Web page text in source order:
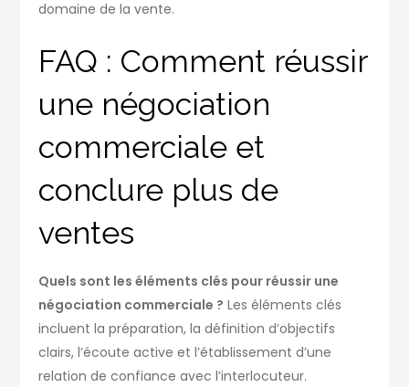
domaine de la vente.
FAQ : Comment réussir
une négociation
commerciale et
conclure plus de
ventes
Quels sont les éléments clés pour réussir une
négociation commerciale ? Les éléments clés
incluent la préparation, la définition d’objectifs
clairs, l’écoute active et l’établissement d’une
relation de confiance avec l’interlocuteur.